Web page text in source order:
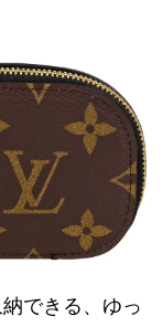
できる、ゆっ